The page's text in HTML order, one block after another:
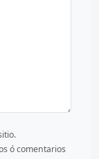
ó comentarios